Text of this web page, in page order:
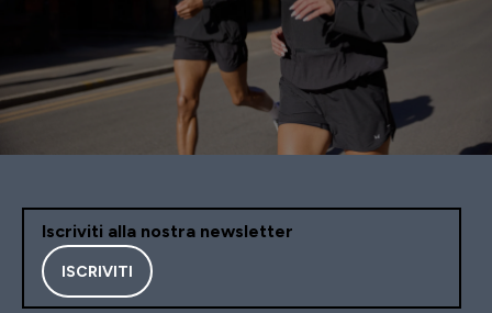
Iscriviti alla nostra newsletter
ISCRIVITI